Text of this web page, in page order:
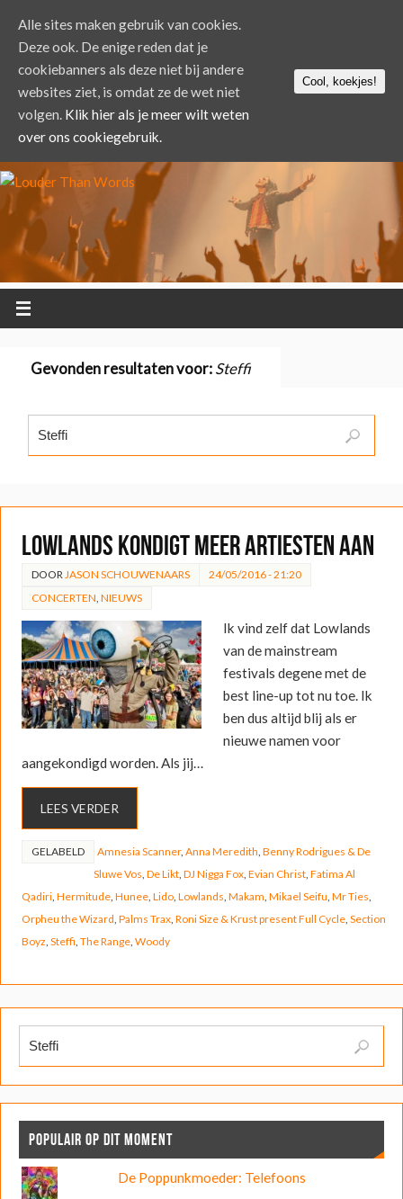
Gevonden resultaten voor:Steffi
Lowlands kondigt meer artiesten aan
DOOR JASON SCHOUWENAARS
24/05/2016 - 21:20
CONCERTEN NIEUWS
Ik vind zelf dat Lowlands
van de mainstream
festivals degene met de
best line-up tot nu toe. Ik
ben dus altijd blij als er
nieuwe namen voor
aangekondigd worden. Als jij…
LEES VERDER
GELABELD Amnesia Scanner, Anna Meredith Benny Rodrigues & De
Sluwe Vos De Likt, DJ Nigga Fox, Evian Christ, Fatima Al
Qadiri, Hermitude, Hunee, Lido, Lowlands Makam Mikael Seifu Mr Ties
Orpheu the Wizard Palms Trax, Roni Size & Krust present Full Cycle, Section
Boyz Steffi The Range, Woody
POPULAIR OP DIT MOMENT
De Poppunkmoeder: Telefoons
Alle sites maken gebruik van cookies.
Deze ook. De enige reden dat je
cookiebanners als deze niet bij andere
websites ziet, is omdat ze de wet niet
volgen. Klik hier als je meer wilt weten
over ons cookiegebruik.
Cool, koekjes!